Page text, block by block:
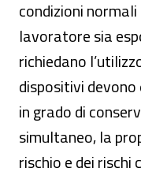
condizioni
lavoratore sia
richiedano
dispositivi
in grado di
simultaneo, la
rischio e dei rischi